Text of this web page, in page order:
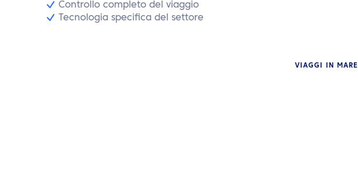
Controllo completo del viaggio
Tecnologia specifica del settore
VIAGGI IN MARE